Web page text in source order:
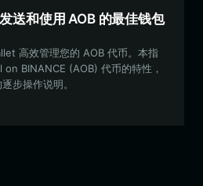
送和使用 AOB 的最佳钱包
高效管理您的 AOB 代币。本指
BINANCE (AOB) 代币的特性，
步操作说明。